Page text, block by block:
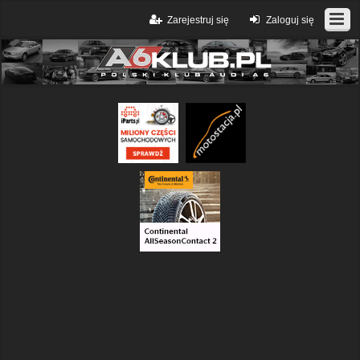
Zaloguj się
Zarejestruj się